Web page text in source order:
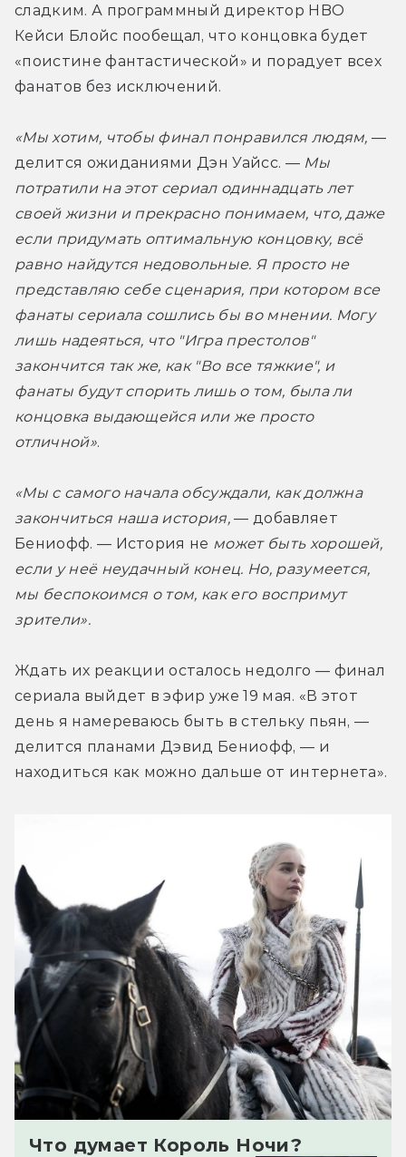
сладким. А программный директор HBO
Кейси Блойс пообещал, что концовка будет
«поистине фантастической» и порадует всех
фанатов без исключений.
«Мы хотим, чтобы финал понравился людям, —
делится ожиданиями Дэн Уайсс. — Мы
потратили на этот сериал одиннадцать лет
своей жизни и прекрасно понимаем, что, даже
если придумать оптимальную концовку, всё
равно найдутся недовольные. Я просто не
представляю себе сценария, при котором все
фанаты сериала сошлись бы во мнении. Могу
лишь надеяться, что "Игра престолов"
закончится так же, как "Во все тяжкие", и
фанаты будут спорить лишь о том, была ли
концовка выдающейся или же просто
отличной».
«Мы с самого начала обсуждали, как должна
закончиться наша история, — добавляет
Бениофф. — История не может быть хорошей,
если у неё неудачный конец. Но, разумеется,
мы беспокоимся о том, как его воспримут
зрители».
Ждать их реакции осталось недолго — финал
сериала выйдет в эфир уже 19 мая. «В этот
день я намереваюсь быть в стельку пьян, —
делится планами Дэвид Бениофф, — и
находиться как можно дальше от интернета».
Что думает Король Ночи?